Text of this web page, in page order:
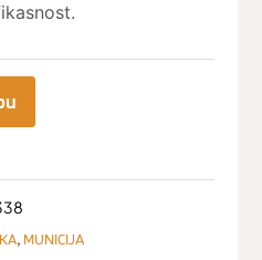
, MUNICIJA